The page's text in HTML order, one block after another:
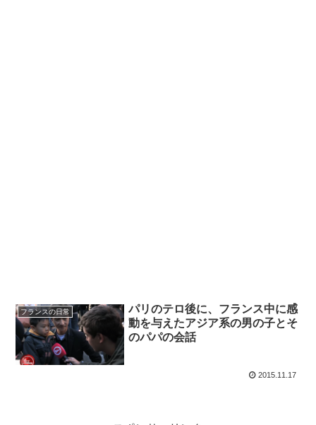
フランスの日常
パリのテロ後に、フランス中に感
動を与えたアジア系の男の子とそ
のパパの会話
2015.11.17